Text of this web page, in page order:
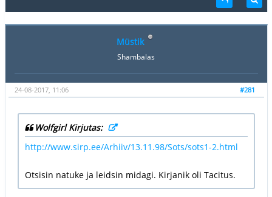
Müstik
Shambalas
#281
24-08-2017, 11:06
Wolfgirl Kirjutas:
http://www.sirp.ee/Arhiiv/13.11.98/Sots/sots1-2.html
Otsisin natuke ja leidsin midagi. Kirjanik oli Tacitus.